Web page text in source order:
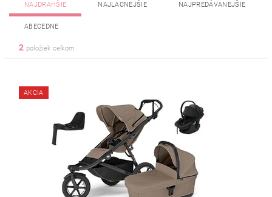
NAJDRAHŠIE NAJLACNEJŠIE NAJPREDÁVANEJŠIE
ABECEDNE
2 položiek celkom
AKCIA